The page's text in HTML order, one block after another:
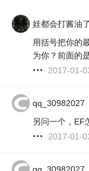
娃都会打酱油了
用括号把你的
为你？前面的
2017-01-
qq_30982027
另问一个，EF
2017-01-